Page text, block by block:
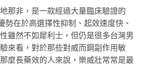
那非，是一款經過大量臨床驗證的
勢在於高選擇性抑制、起效速度快、
雖然不如犀利士，但仍是很多台灣男
來看，對於那些對威而鋼副作用敏
麼長藥效的人來說，樂威壯常常是最